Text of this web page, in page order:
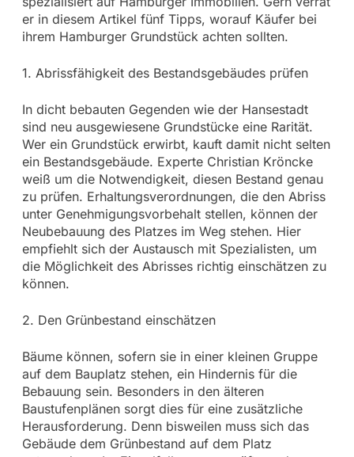
er in diesem Artikel fünf Tipps, worauf Käufer bei
ihrem Hamburger Grundstück achten sollten.
1. Abrissfähigkeit des Bestandsgebäudes prüfen
In dicht bebauten Gegenden wie der Hansestadt
sind neu ausgewiesene Grundstücke eine Rarität.
Wer ein Grundstück erwirbt, kauft damit nicht selten
ein Bestandsgebäude. Experte Christian Kröncke
weiß um die Notwendigkeit, diesen Bestand genau
zu prüfen. Erhaltungsverordnungen, die den Abriss
unter Genehmigungsvorbehalt stellen, können der
Neubebauung des Platzes im Weg stehen. Hier
empfiehlt sich der Austausch mit Spezialisten, um
die Möglichkeit des Abrisses richtig einschätzen zu
können.
2. Den Grünbestand einschätzen
Bäume können, sofern sie in einer kleinen Gruppe
auf dem Bauplatz stehen, ein Hindernis für die
Bebauung sein. Besonders in den älteren
Baustufenplänen sorgt dies für eine zusätzliche
Herausforderung. Denn bisweilen muss sich das
Gebäude dem Grünbestand auf dem Platz